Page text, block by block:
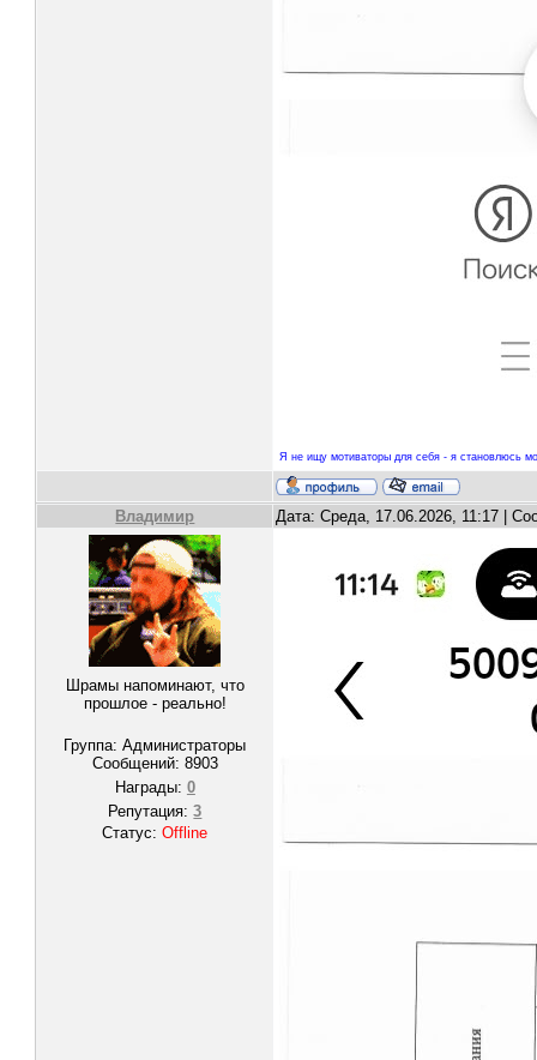
Я не ищу мотиваторы для себя - я становлюсь
Владимир Дата: Среда, 17.06.2026, 11:17 |
Шрамы напоминают, что
прошлое - реально!
Группа: Администраторы
Сообщений: 8903
Награды: 0
Репутация:3
Статус:Offline